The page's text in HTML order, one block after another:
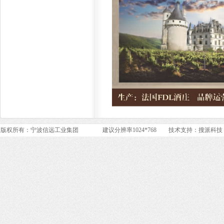
版权所有：宁波信远工业集团 建议分辨率1024*768 技术支持： 搜派科技